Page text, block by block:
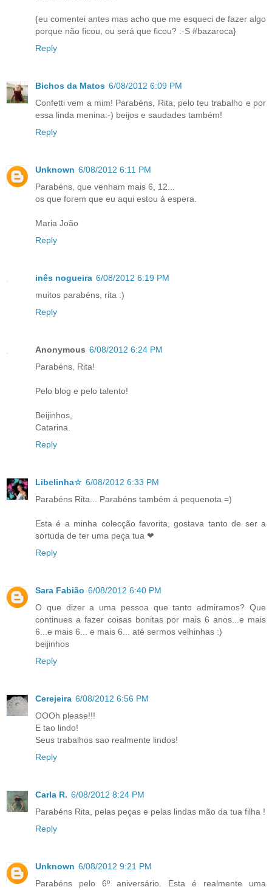
{eu comentei antes mas acho que me esqueci de fazer algo
porque não ficou, ou será que ficou? :-S #bazaroca}
Reply
Bichos da Matos 6/08/2012 6:09 PM
Confetti vem a mim! Parabéns, Rita, pelo teu trabalho e por
essa linda menina:-) beijos e saudades também!
Reply
Unknown 6/08/2012 6:11 PM
Parabéns, que venham mais 6, 12...
os que forem que eu aqui estou á espera.
Maria João
Reply
inês nogueira 6/08/2012 6:19 PM
muitos parabéns, rita :)
Reply
Anonymous 6/08/2012 6:24 PM
Parabéns, Rita!
Pelo blog e pelo talento!
Beijinhos,
Catarina.
Reply
Libelinha☆ 6/08/2012 6:33 PM
Parabéns Rita... Parabéns também á pequenota =)
Esta é a minha colecção favorita, gostava tanto de ser a
sortuda de ter uma peça tua ❤
Reply
Sara Fabião 6/08/2012 6:40 PM
O que dizer a uma pessoa que tanto admiramos? Que
continues a fazer coisas bonitas por mais 6 anos...e mais
6...e mais 6... e mais 6... até sermos velhinhas :)
beijinhos
Reply
Cerejeira 6/08/2012 6:56 PM
OOOh please!!!
E tao lindo!
Seus trabalhos sao realmente lindos!
Reply
Carla R. 6/08/2012 8:24 PM
Parabéns Rita, pelas peças e pelas lindas mão da tua filha !
Reply
Unknown 6/08/2012 9:21 PM
Parabéns pelo 6º aniversário. Esta é realmente uma